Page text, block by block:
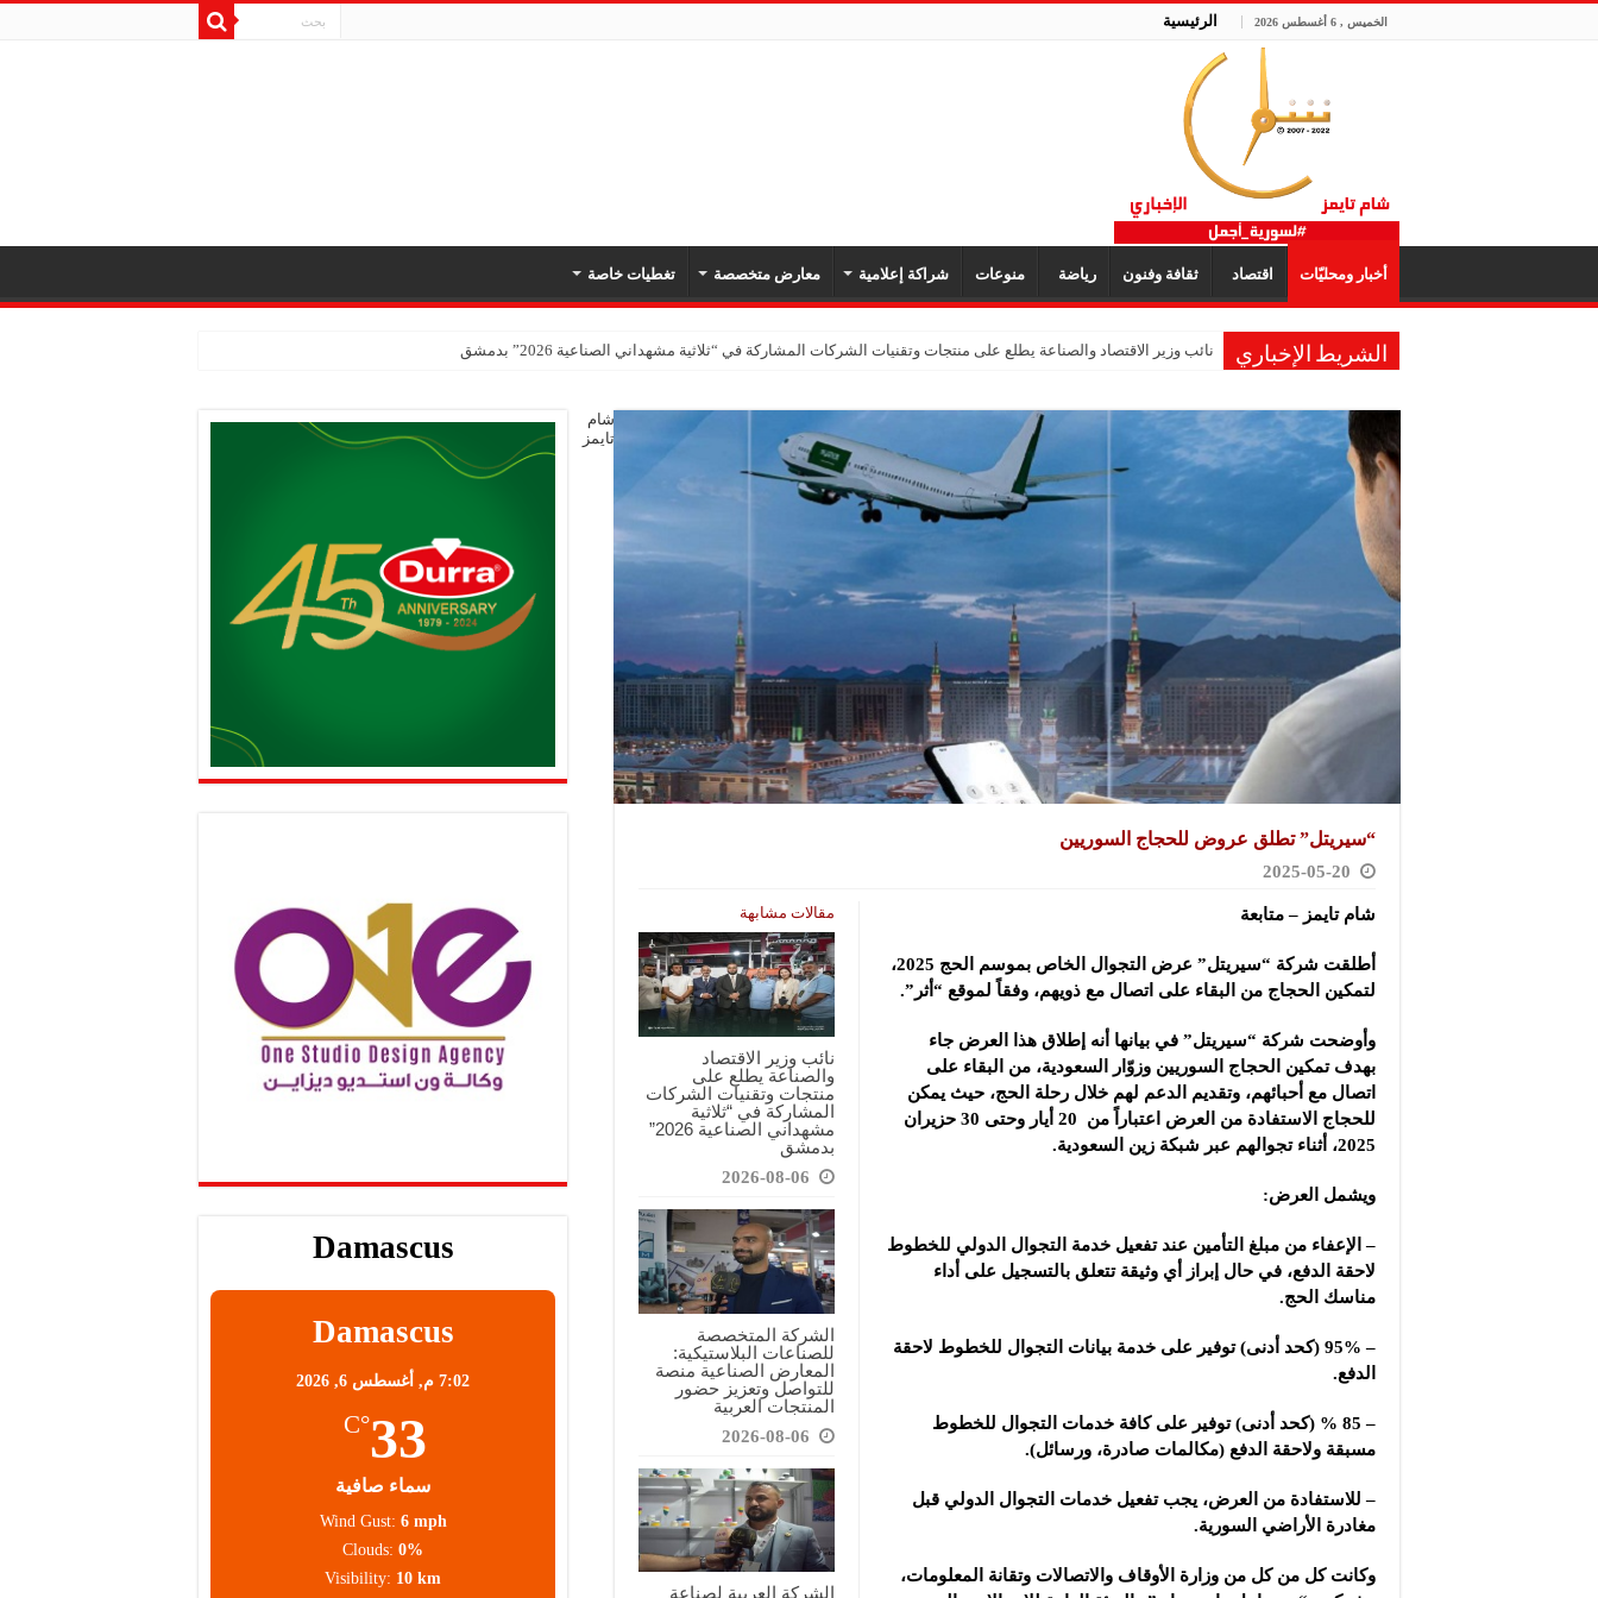
الخميس , 6 أغسطس 2026 الرئيسية
أخبار ومحليّات اقتصاد ثقافة وفنون رياضة منوعات شراكة إعلامية معارض متخصصة تغطيات خاصة
الشريط الإخباري نائب وزير الاقتصاد والصناعة يطلع على منتجات وتقنيات الشركات المشاركة في “ثلاثية مشهداني الصناعية 2026” بدمشق
“سيريتل” تطلق عروض للحجاج السوريين
2025-05-20
مقالات مشابهة
نائب وزير الاقتصاد
والصناعة يطلع على
منتجات وتقنيات الشركات
المشاركة في “ثلاثية
مشهداني الصناعية 2026”
بدمشق
2026-08-06
الشركة المتخصصة
للصناعات البلاستيكية:
المعارض الصناعية منصة
للتواصل وتعزيز حضور
المنتجات العربية
2026-08-06
الشركة العربية لصناعة
شام تايمز – متابعة
أطلقت شركة “سيريتل” عرض التجوال الخاص بموسم الحج 2025،
لتمكين الحجاج من البقاء على اتصال مع ذويهم، وفقاً لموقع “أثر”.
وأوضحت شركة “سيريتل” في بيانها أنه إطلاق هذا العرض جاء
بهدف تمكين الحجاج السوريين وزوّار السعودية، من البقاء على
اتصال مع أحبائهم، وتقديم الدعم لهم خلال رحلة الحج، حيث يمكن
للحجاج الاستفادة من العرض اعتباراً من 20 أيار وحتى 30 حزيران
2025، أثناء تجوالهم عبر شبكة زين السعودية.
ويشمل العرض:
– الإعفاء من مبلغ التأمين عند تفعيل خدمة التجوال الدولي للخطوط
لاحقة الدفع، في حال إبراز أي وثيقة تتعلق بالتسجيل على أداء
مناسك الحج.
– 95% (كحد أدنى) توفير على خدمة بيانات التجوال للخطوط لاحقة
الدفع.
– 85 % (كحد أدنى) توفير على كافة خدمات التجوال للخطوط
مسبقة ولاحقة الدفع (مكالمات صادرة، ورسائل).
– للاستفادة من العرض، يجب تفعيل خدمات التجوال الدولي قبل
مغادرة الأراضي السورية.
وكانت كل من كل من وزارة الأوقاف والاتصالات وتقانة المعلومات،
Damascus
Damascus
7:02 م, أغسطس 6, 2026
33
°C
سماء صافية
Wind Gust: 6 mph
Clouds: 0%
Visibility: 10 km
شام
تايمز